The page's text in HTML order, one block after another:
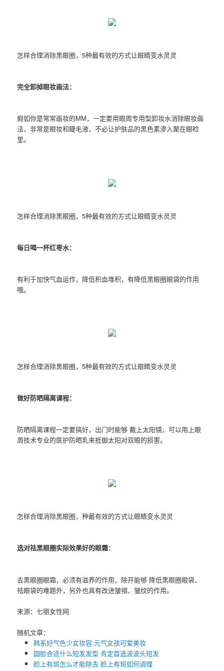
怎样合理消除黑眼圈，5种最有效的方式让眼睛变水灵灵
完全卸掉眼妆画法：
假如你是常常画妆的MM，一定要用眼周专用型卸妆水消除眼妆画
法，非常是眼妆和睫毛液，不必让护肤品的黑色素渗入聚在眼睑
里。
怎样合理消除黑眼圈，5种最有效的方式让眼睛变水灵灵
每日喝一杯红枣水：
有利于加快气血运作，降低积血堆积，有降低黑眼圈眼袋的作用
哦。
怎样合理消除黑眼圈，5种最有效的方式让眼睛变水灵灵
做好防晒隔离课程：
防晒隔离课程一定要搞好，出门时能够 戴上太阳镜，可以用上眼
周技术专业的医护防晒乳来抵御太阳对双眼的损害。
怎样合理消除黑眼圈，种最有效的方式让眼睛变水灵灵
选对祛黑眼圈实际效果好的眼霜：
去黑眼圈眼霜，必须有滋养的作用，除开能够 降低黑眼圈眼袋、
祛眼袋的难题外，另外也具有改进皱褶、皱纹的作用。
来源：七丽女性网
随机文章：
韩系好气色少女妆容 元气女孩可爱美妆
圆脸合适什么短发发型 肯定首选波波头短发
脸上有斑怎么才能除去 脸上有斑如何调理